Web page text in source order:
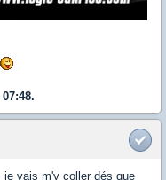
je vais m'y coller dés que